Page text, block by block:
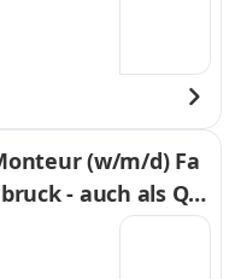
(w/m/d) Fa
- auch als Qu